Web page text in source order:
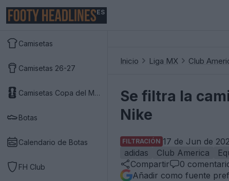
ES
Camisetas
Camisetas 26-27
Camisetas Copa del Mundo 2026
Botas
Calendario de Botas
FH Club
Inicio Liga MX Club
Se filtra la
Nike
FILTRACIÓN 17 de Jun de
adidas
Club America
Compartir
0
Añadir como fuente